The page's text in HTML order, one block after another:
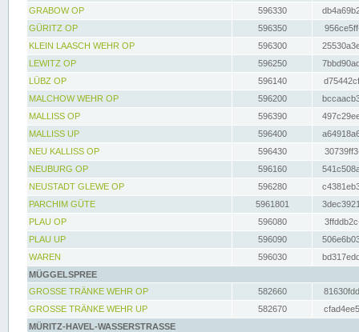
GRABOW OP
596330
GÜRITZ OP
596350
KLEIN LAASCH WEHR OP
596300
LEWITZ OP
596250
LÜBZ OP
596140
MALCHOW WEHR OP
596200
MALLISS OP
596390
MALLISS UP
596400
NEU KALLISS OP
596430
NEUBURG OP
596160
NEUSTADT GLEWE OP
596280
PARCHIM GÜTE
5961801
PLAU OP
596080
PLAU UP
596090
WAREN
596030
MÜGGELSPREE
GROSSE TRÄNKE WEHR OP
582660
GROSSE TRÄNKE WEHR UP
582670
MÜRITZ-HAVEL-WASSERSTRASSE